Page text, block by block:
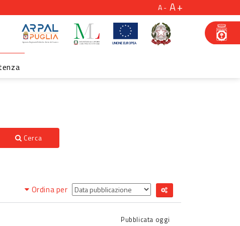
A A
Cerca
Ordina per
Pubblicata oggi